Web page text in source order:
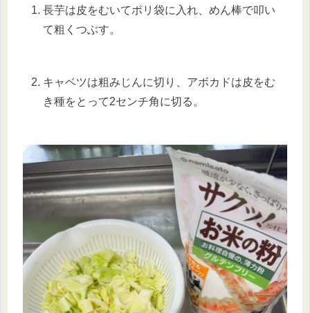
長芋は皮をむいてポリ袋に入れ、めん棒で叩い
て粗くつぶす。
キャベツは粗みじんに切り、アボカドは皮をむ
き種をとって2センチ角に切る。